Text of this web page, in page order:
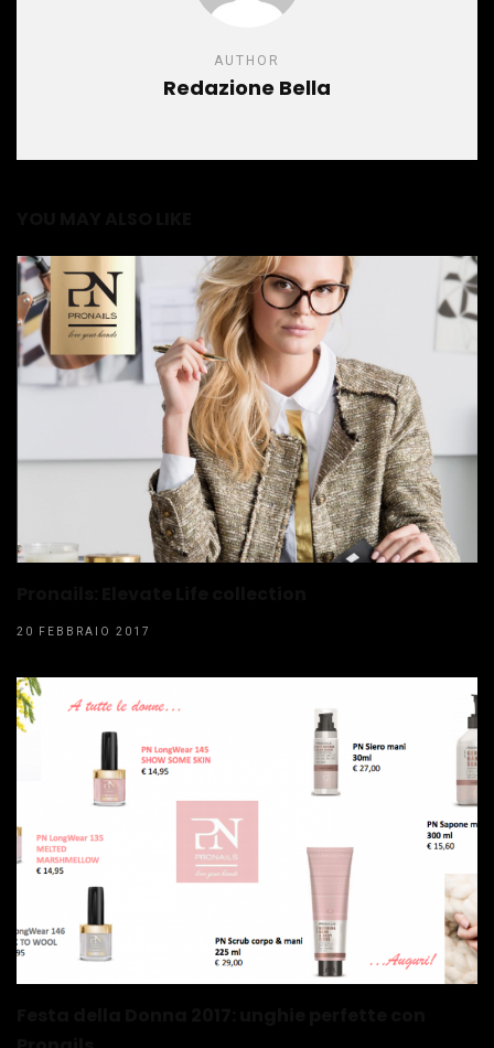
AUTHOR
Redazione Bella
20 FEBBRAIO 2017